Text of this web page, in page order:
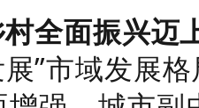
全面振兴迈
”市域发展